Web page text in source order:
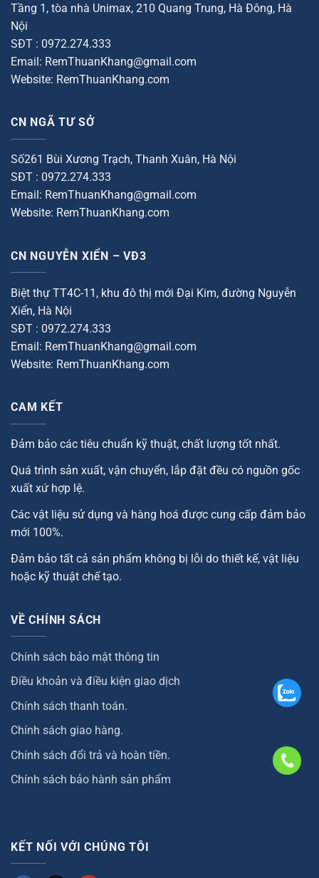
Tầng 1, tòa nhà Unimax, 210 Quang Trung, Hà Đông, Hà
Nội
SĐT : 0972.274.333
Email: RemThuanKhang@gmail.com
Website: RemThuanKhang.com
CN NGÃ TƯ SỞ
Số261 Bùi Xương Trạch, Thanh Xuân, Hà Nội
SĐT : 0972.274.333
Email: RemThuanKhang@gmail.com
Website: RemThuanKhang.com
CN NGUYỄN XIỂN – VĐ3
Biệt thự TT4C-11, khu đô thị mới Đại Kim, đường Nguyễn
Xiển, Hà Nội
SĐT : 0972.274.333
Email: RemThuanKhang@gmail.com
Website: RemThuanKhang.com
CAM KẾT
Đảm bảo các tiêu chuẩn kỹ thuật, chất lượng tốt nhất.
Quá trình sản xuất, vận chuyển, lắp đặt đều có nguồn gốc
xuất xứ hợp lệ.
Các vật liệu sử dụng và hàng hoá được cung cấp đảm bảo
mới 100%.
Đảm bảo tất cả sản phẩm không bị lỗi do thiết kế, vật liệu
hoặc kỹ thuật chế tạo.
VỀ CHÍNH SÁCH
Chính sách bảo mật thông tin
Điều khoản và điều kiện giao dịch
Chính sách thanh toán.
Chính sách giao hàng.
Chính sách đổi trả và hoàn tiền.
Chính sách bảo hành sản phẩm
KẾT NỐI VỚI CHÚNG TÔI